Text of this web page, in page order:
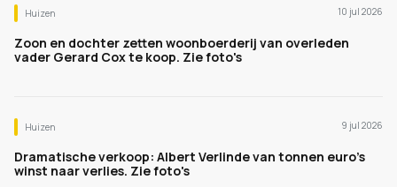
Huizen 10 jul 2026
Zoon en dochter zetten woonboerderij van overleden
vader Gerard Cox te koop. Zie foto's
Huizen 9 jul 2026
Dramatische verkoop: Albert Verlinde van tonnen euro's
winst naar verlies. Zie foto's